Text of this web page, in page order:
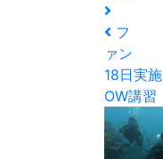
フ
ァン
18日実施
OW講習